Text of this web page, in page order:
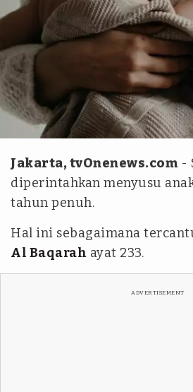
pexels
Jakarta, tvOnenews.com -
diperintahkan menyusu
tahun penuh.
Hal ini sebagaimana
Al Baqarah ayat 233.
ADVERTISEMENT